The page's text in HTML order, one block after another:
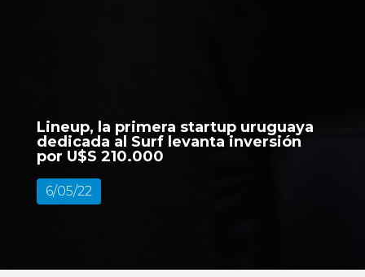
Lineup, la primera startup uruguaya
dedicada al Surf levanta inversión
por U$S 210.000
6/05/22